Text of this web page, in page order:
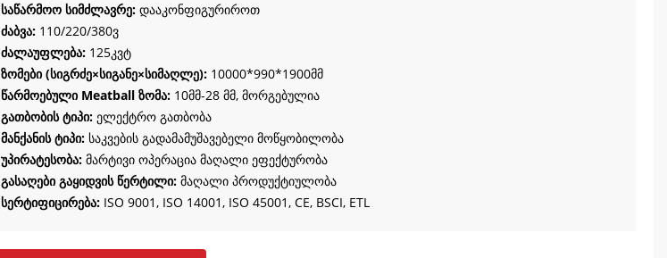
საწარმოო სიმძლავრე: დააკონფიგურიროთ
ძაბვა: 110/220/380ვ
ძალაუფლება: 125კვტ
ზომები (სიგრძე×სიგანე×სიმაღლე): 10000*990*1900მმ
წარმოებული Meatball ზომა: 10მმ-28 მმ, მორგებულია
გათბობის ტიპი: ელექტრო გათბობა
მანქანის ტიპი: საკვების გადამამუშავებელი მოწყობილობა
უპირატესობა: მარტივი ოპერაცია მაღალი ეფექტურობა
გასაღები გაყიდვის წერტილი: მაღალი პროდუქტიულობა
სერტიფიცირება: ISO 9001, ISO 14001, ISO 45001, CE, BSCI, ETL